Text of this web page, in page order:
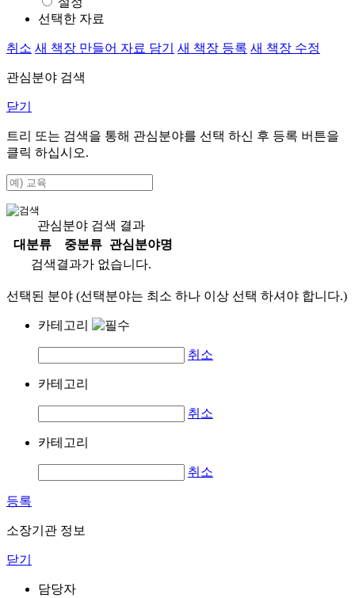
선택한 자료
취소 새 책장 만들어 자료 담기 새 책장 등록 새 책장 수정
관심분야 검색
닫기
트리 또는 검색을 통해 관심분야를 선택 하신 후 등록 버튼을
클릭 하십시오.
관심분야 검색 결과
대분류
중분류
관심분야명
검색결과가 없습니다.
선택된 분야 (선택분야는 최소 하나 이상 선택 하셔야 합니다.)
카테고리
취소
카테고리
취소
카테고리
취소
등록
소장기관 정보
닫기
담당자